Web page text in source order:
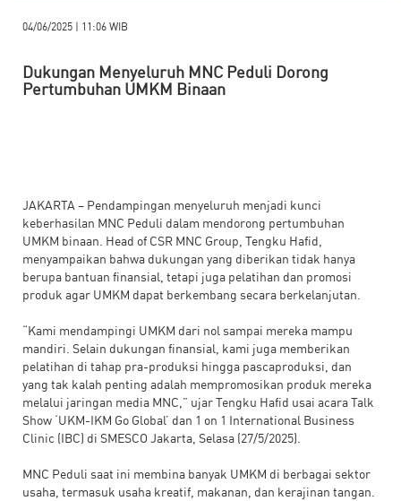
04/06/2025 | 11:06 WIB
Dukungan Menyeluruh MNC Peduli Dorong
Pertumbuhan UMKM Binaan
JAKARTA – Pendampingan menyeluruh menjadi kunci
keberhasilan MNC Peduli dalam mendorong pertumbuhan
UMKM binaan. Head of CSR MNC Group, Tengku Hafid,
menyampaikan bahwa dukungan yang diberikan tidak hanya
berupa bantuan finansial, tetapi juga pelatihan dan promosi
produk agar UMKM dapat berkembang secara berkelanjutan.
“Kami mendampingi UMKM dari nol sampai mereka mampu
mandiri. Selain dukungan finansial, kami juga memberikan
pelatihan di tahap pra-produksi hingga pascaproduksi, dan
yang tak kalah penting adalah mempromosikan produk mereka
melalui jaringan media MNC,” ujar Tengku Hafid usai acara Talk
Show ‘UKM-IKM Go Global’ dan 1 on 1 International Business
Clinic (IBC) di SMESCO Jakarta, Selasa (27/5/2025).
MNC Peduli saat ini membina banyak UMKM di berbagai sektor
usaha, termasuk usaha kreatif, makanan, dan kerajinan tangan.